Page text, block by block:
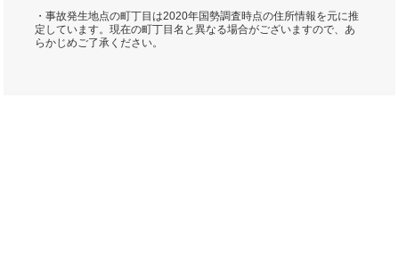
・事故発生地点の町丁目は2020年国勢調査時点の住所情報を元に推
定しています。現在の町丁目名と異なる場合がございますので、あ
らかじめご了承ください。